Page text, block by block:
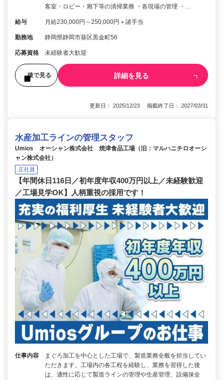
客室・ロビー・廊下等の清掃業務 ・各現場の管理 ・…
給与 月給230,000円～250,000円＋諸手当
勤務地 静岡県静岡市葵区黒金町56
応募資格 未経験者大歓迎
後で見る 詳細を見る
更新日： 2025/12/23 掲載終了日： 2027/03/31
水産加工ラインの管理スタッフ
Umios オーシャン株式会社 焼津食品工場（旧：マルハニチロオーシ
ャン株式会社）
正社員
【年間休日116日／初年度年収400万円以上／未経験歓迎
／工場見学OK】人柄重視の採用です！
仕事内容
まぐろ加工を中心とした工場で、製造業務全般を担当してい
ただきます。工場内の各工程を経験し、業務を習得した後
は、適性に応じて製造ラインの管理や生産管理、設備保全